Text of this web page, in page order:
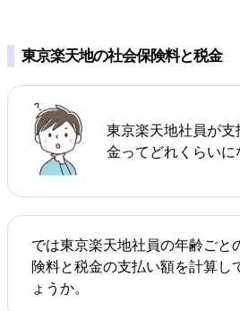
東京楽天地の社会保険料と税金
東京楽天地社員が
金ってどれくらいに
では東京楽天地社員の年齢ごと
険料と税金の支払い額を計算し
ょうか。